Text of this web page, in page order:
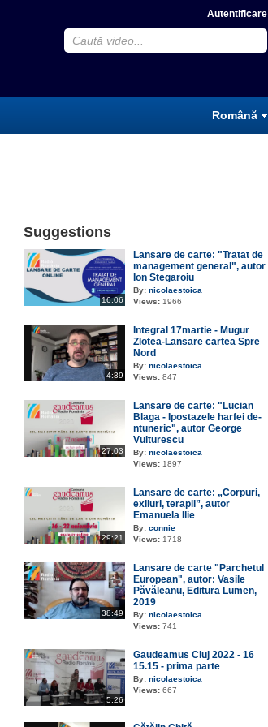
Autentificare
Română
Suggestions
16:06
Lansare de carte: "Tratat de
management general", autor
Ion Stegaroiu
By: nicolaestoica
Views: 1966
4:39
Integral 17martie - Mugur
Zlotea-Lansare cartea Spre
Nord
By: nicolaestoica
Views: 847
27:03
Lansare de carte: "Lucian
Blaga - Ipostazele harfei de-
ntuneric", autor George
Vulturescu
By: nicolaestoica
Views: 1897
29:21
Lansare de carte: „Corpuri,
exiluri, terapii”, autor
Emanuela Ilie
By: connie
Views: 1718
38:49
Lansare de carte "Parchetul
European", autor: Vasile
Păvăleanu, Editura Lumen,
2019
By: nicolaestoica
Views: 741
5:26
Gaudeamus Cluj 2022 - 16
15.15 - prima parte
By: nicolaestoica
Views: 667